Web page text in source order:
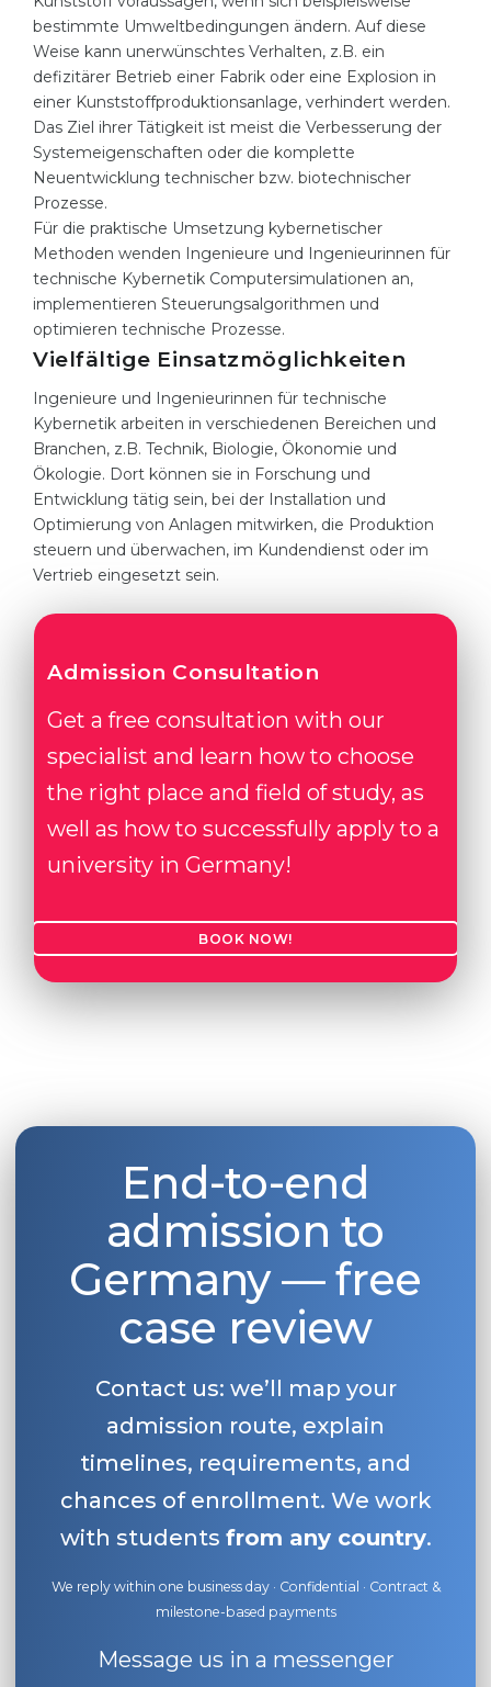
bestimmte Umweltbedingungen ändern. Auf diese
Weise kann unerwünschtes Verhalten, z.B. ein
defizitärer Betrieb einer Fabrik oder eine Explosion in
einer Kunststoffproduktionsanlage, verhindert werden.
Das Ziel ihrer Tätigkeit ist meist die Verbesserung der
Systemeigenschaften oder die komplette
Neuentwicklung technischer bzw. biotechnischer
Prozesse.
Für die praktische Umsetzung kybernetischer
Methoden wenden Ingenieure und Ingenieurinnen für
technische Kybernetik Computersimulationen an,
implementieren Steuerungsalgorithmen und
optimieren technische Prozesse.
Vielfältige Einsatzmöglichkeiten
Ingenieure und Ingenieurinnen für technische
Kybernetik arbeiten in verschiedenen Bereichen und
Branchen, z.B. Technik, Biologie, Ökonomie und
Ökologie. Dort können sie in Forschung und
Entwicklung tätig sein, bei der Installation und
Optimierung von Anlagen mitwirken, die Produktion
steuern und überwachen, im Kundendienst oder im
Vertrieb eingesetzt sein.
Admission Consultation
Get a free consultation with our
specialist and learn how to choose
the right place and field of study, as
well as how to successfully apply to a
university in Germany!
BOOK NOW!
End-to-end
admission to
Germany — free
case review
Contact us: we’ll map your
admission route, explain
timelines, requirements, and
chances of enrollment. We work
with students from any country.
We reply within one business day · Confidential · Contract &
milestone-based payments
Message us in a messenger